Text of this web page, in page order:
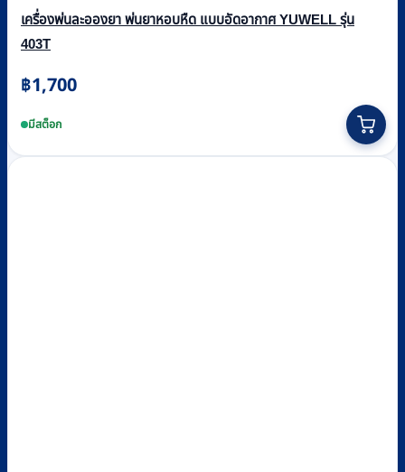
เครื่องพ่นละอองยา พ่นยาหอบหืด แบบอัดอากาศ YUWELL รุ่น
403T
฿1,700
มีสต็อก